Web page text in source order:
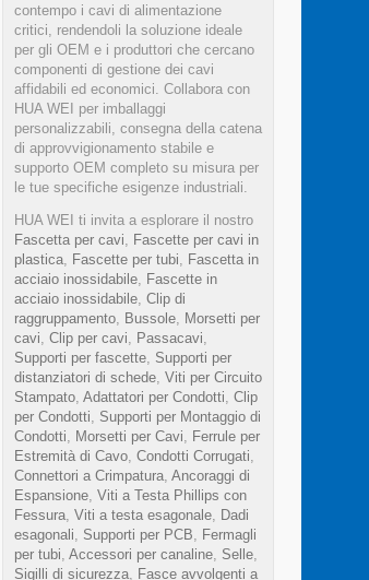
contempo i cavi di alimentazione
critici, rendendoli la soluzione ideale
per gli OEM e i produttori che cercano
componenti di gestione dei cavi
affidabili ed economici. Collabora con
HUA WEI per imballaggi
personalizzabili, consegna della catena
di approvvigionamento stabile e
supporto OEM completo su misura per
le tue specifiche esigenze industriali.
HUA WEI ti invita a esplorare il nostro
Fascetta per cavi, Fascette per cavi in
plastica, Fascette per tubi, Fascetta in
acciaio inossidabile, Fascette in
acciaio inossidabile, Clip di
raggruppamento, Bussole, Morsetti per
cavi, Clip per cavi, Passacavi,
Supporti per fascette, Supporti per
distanziatori di schede, Viti per Circuito
Stampato, Adattatori per Condotti, Clip
per Condotti, Supporti per Montaggio di
Condotti, Morsetti per Cavi, Ferrule per
Estremità di Cavo, Condotti Corrugati,
Connettori a Crimpatura, Ancoraggi di
Espansione, Viti a Testa Phillips con
Fessura, Viti a testa esagonale, Dadi
esagonali, Supporti per PCB, Fermagli
per tubi, Accessori per canaline, Selle,
Sigilli di sicurezza, Fasce avvolgenti a